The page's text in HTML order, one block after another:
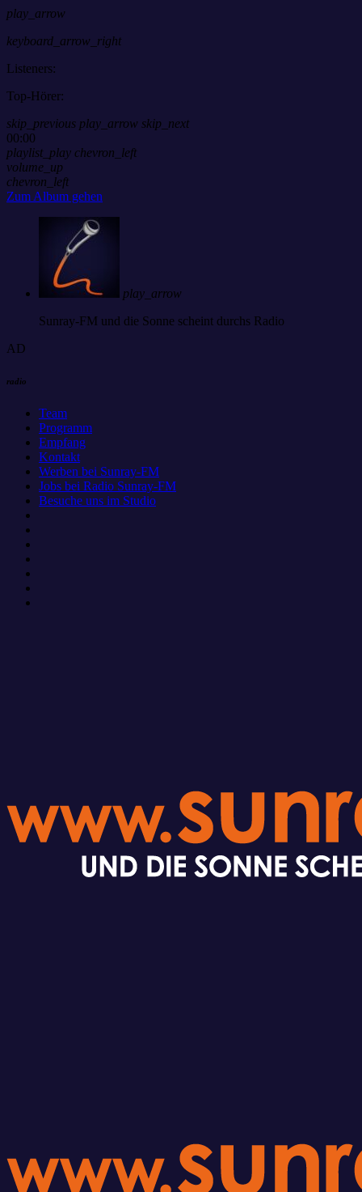
play_arrow
keyboard_arrow_right
Listeners:
Top-Hörer:
skip_previous play_arrow skip_next
00:00
playlist_play chevron_left
volume_up
chevron_left
Zum Album gehen
play_arrow
Sunray-FM und die Sonne scheint durchs Radio
AD
radio
Team
Programm
Empfang
Kontakt
Werben bei Sunray-FM
Jobs bei Radio Sunray-FM
Besuche uns im Studio